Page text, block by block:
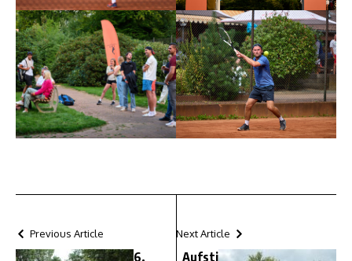
Previous Article
6.
Next Article
Aufsti